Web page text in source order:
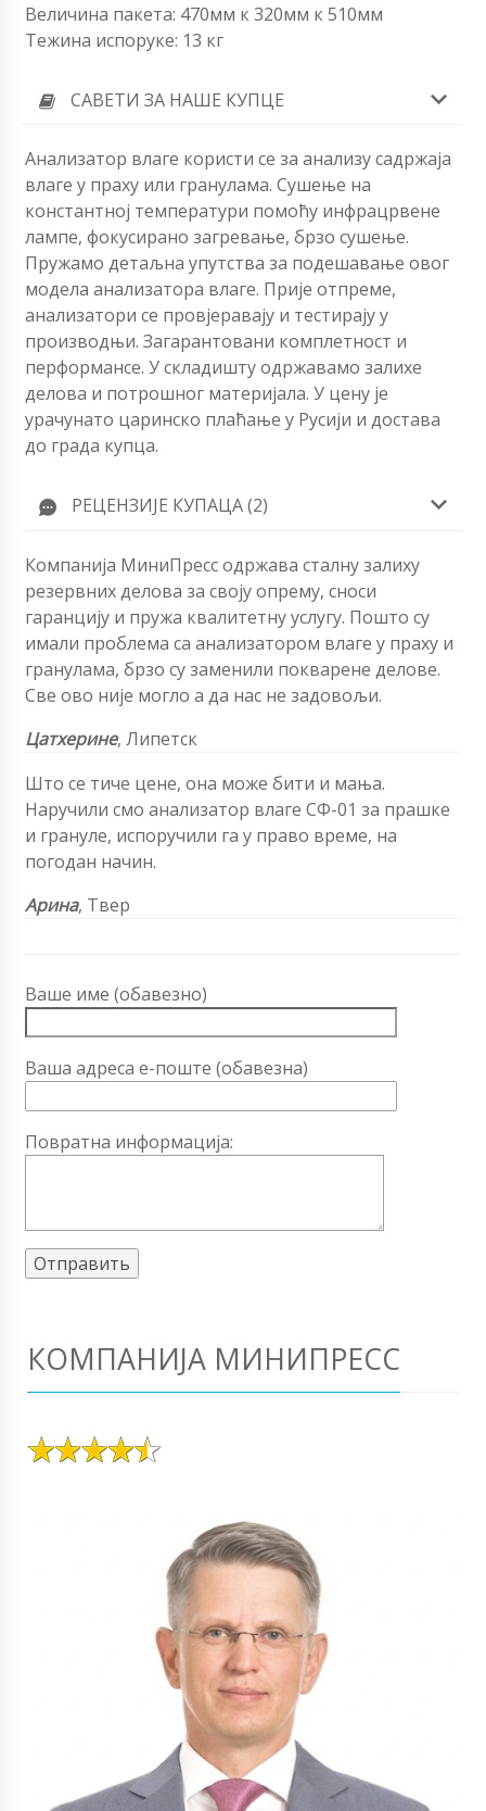
Величина пакета: 470мм к 320мм к 510мм
Тежина испоруке: 13 кг
САВЕТИ ЗА НАШЕ КУПЦЕ
Анализатор влаге користи се за анализу садржаја
влаге у праху или гранулама. Сушење на
константној температури помоћу инфрацрвене
лампе, фокусирано загревање, брзо сушење.
Пружамо детаљна упутства за подешавање овог
модела анализатора влаге. Прије отпреме,
анализатори се провјеравају и тестирају у
производњи. Загарантовани комплетност и
перформансе. У складишту одржавамо залихе
делова и потрошног материјала. У цену је
урачунато царинско плаћање у Русији и достава
до града купца.
РЕЦЕНЗИЈЕ КУПАЦА (2)
Компанија МиниПресс одржава сталну залиху
резервних делова за своју опрему, сноси
гаранцију и пружа квалитетну услугу. Пошто су
имали проблема са анализатором влаге у праху и
гранулама, брзо су заменили покварене делове.
Све ово није могло а да нас не задовољи.
Цатхерине, Липетск
Што се тиче цене, она може бити и мања.
Наручили смо анализатор влаге СФ-01 за прашке
и грануле, испоручили га у право време, на
погодан начин.
Арина, Твер
Ваше име (обавезно)
Ваша адреса е-поште (обавезна)
Повратна информација:
КОМПАНИЈА МИНИПРЕСС